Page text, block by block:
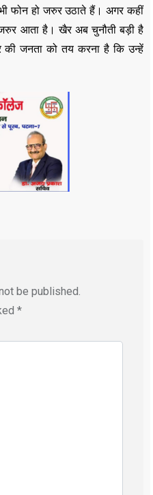
फोन हो जरुर उठाते हैं। अगर कहीं
आता है। खैर अब चुनौती बड़ी है
जनता को तय करना है कि उन्हें
be published.
*